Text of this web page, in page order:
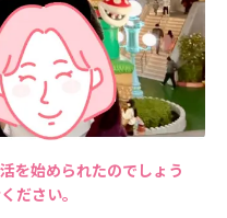
を始められたのでしょう
ださい。